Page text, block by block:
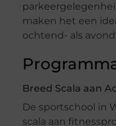
maken het een
ochtend- als
Breed Scala aan
De sportschool in
scala aan